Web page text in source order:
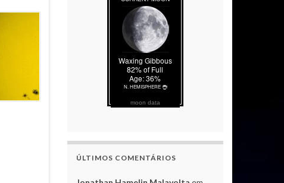
moon data
ÚLTIMOS COMENTÁRIOS